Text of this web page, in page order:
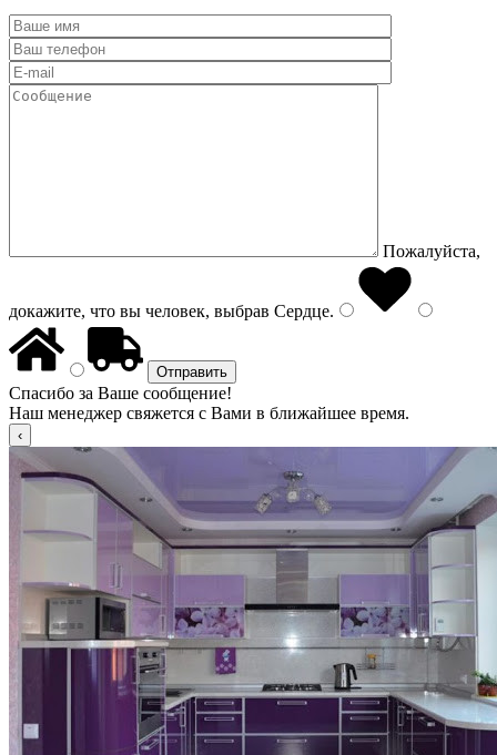
Пожалуйста,
докажите, что вы человек, выбрав Сердце.
Спасибо за Ваше сообщение!
Наш менеджер свяжется с Вами в ближайшее время.